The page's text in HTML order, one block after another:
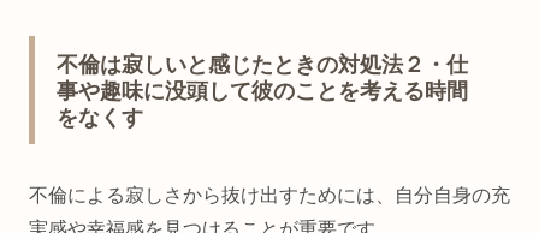
不倫は寂しいと感じたときの対処法２・仕
事や趣味に没頭して彼のことを考える時間
をなくす
不倫による寂しさから抜け出すためには、自分自身の充
実感や幸福感を見つけることが重要です。